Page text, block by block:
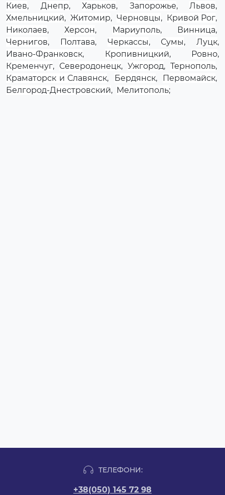
Киев, Днепр, Харьков, Запорожье, Львов,
Хмельницкий, Житомир, Черновцы, Кривой Рог,
Николаев, Херсон, Мариуполь, Винница,
Чернигов, Полтава, Черкассы, Сумы, Луцк,
Ивано-Франковск, Кропивницкий, Ровно,
Кременчуг, Северодонецк, Ужгород, Тернополь,
Краматорск и Славянск, Бердянск, Первомайск,
Белгород-Днестровский, Мелитополь;
ТЕЛЕФОНИ:
+38(050) 145 72 98